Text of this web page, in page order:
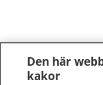
Den här
kakor